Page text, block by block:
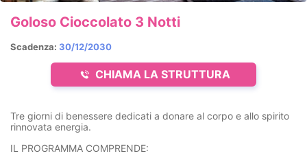
CHIAMA LA STRUTTURA
Scadenza: 30/12/2030
Goloso Cioccolato 3 Notti
Tre giorni di benessere dedicati a donare al corpo e allo spirito
rinnovata energia.
IL PROGRAMMA COMPRENDE: